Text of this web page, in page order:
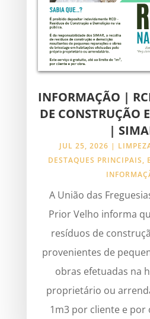
INFORMAÇÃO |
DE CONSTRUÇÃO
|
JUL 25, 2026 |
DESTAQUES PRINCIPAIS,
A União das
Prior Velho informa
resíduos de
provenientes de
obras efetuadas na
proprietário ou
1m3 por cliente e por